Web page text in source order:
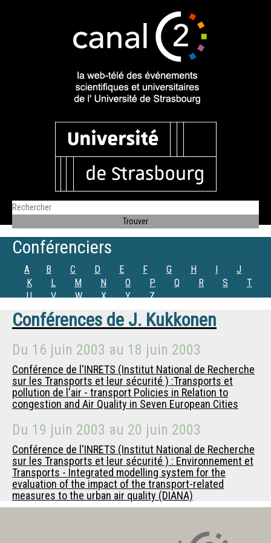
Conférenciers
A B C D E F G H I
J
K
L M N O P Q R S
T
U
V W X Y Z
Conférences de J. Kukkonen
Du 16 juin 2003 au 18 juin 2003
Conférence de l'INRETS (Institut National de Recherche
sur les Transports et leur sécurité ) :Transports et
pollution de l'air - transport Policies in Relation to
congestion and Air Quality in Seven European Cities
Du 19 juin 2003 au 20 juin 2003
Conférence de l'INRETS (Institut National de Recherche
sur les Transports et leur sécurité ) : Environnement et
Transports - Integrated modelling system for the
evaluation of the impact of the transport-related
measures to the urban air quality (DIANA)